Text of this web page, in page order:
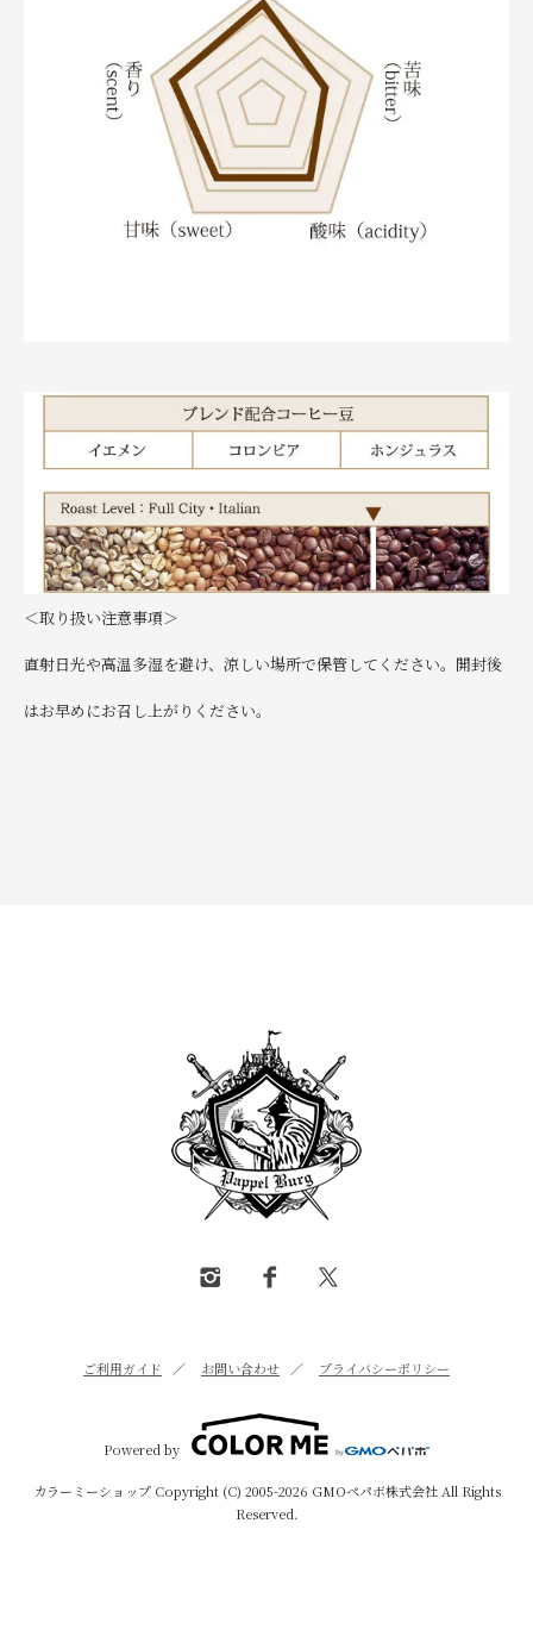
＜取り扱い注意事項＞
直射日光や高温多湿を避け、涼しい場所で保管してください。開封後
はお早めにお召し上がりください。
ご利用ガイド ／ お問い合わせ ／ プライバシーポリシー
Powered by
カラーミーショップCopyright (C) 2005-2026 GMOペパボ株式会社All Rights
Reserved.